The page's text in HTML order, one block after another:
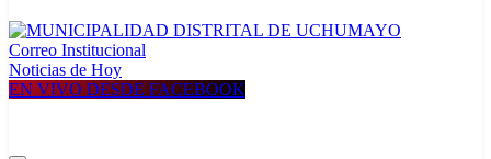
MUNICIPALIDAD DISTRITAL DE UCHUMAYO
Construyendo una nueva Historia
Correo Institucional
Noticias de Hoy
EN VIVO DESDE FACEBOOK